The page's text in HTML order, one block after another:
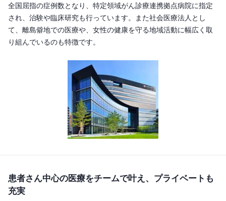
全国屈指の症例数となり、特定領域がん診療連携拠点病院に指定
され、治験や臨床研究も行っています。また社会医療法人とし
て、離島僻地での医療や、女性の健康を守る地域活動に幅広く取
り組んでいるのも特徴です。
患者さん中心の医療をチームで叶え、プライベートも
充実